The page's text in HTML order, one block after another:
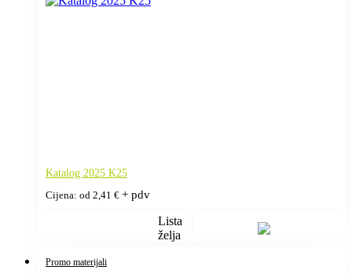
Katalog 2025 K25
Cijena: od 2,41 € + pdv
Lista
želja
Promo materijali